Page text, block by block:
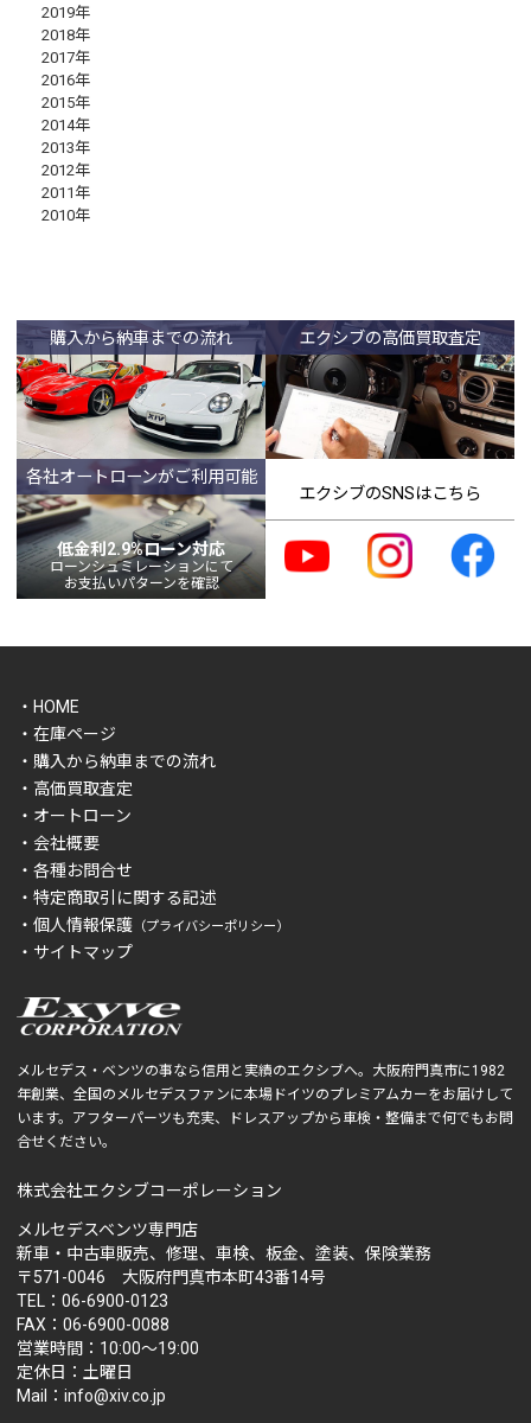
2019年
2018年
2017年
2016年
2015年
2014年
2013年
2012年
2011年
2010年
購入から納車までの流れ エクシブの高価買取査定
各社オートローンがご利用可能
低金利2.9%ローン対応
ローンシュミレーションにて
お支払いパターンを確認
エクシブのSNSはこちら
メルセデス・ベンツの事なら信用と実績のエクシブへ。大阪府門真市に1982
年創業、全国のメルセデスファンに本場ドイツのプレミアムカーをお届けして
います。アフターパーツも充実、ドレスアップから車検・整備まで何でもお問
合せください。
株式会社エクシブコーポレーション
メルセデスベンツ専門店
新車・中古車販売、修理、車検、板金、塗装、保険業務
〒571-0046 大阪府門真市本町43番14号
TEL：06-6900-0123
FAX：06-6900-0088
営業時間：10:00～19:00
定休日：土曜日
Mail：info@xiv.co.jp
・HOME
・在庫ページ
・購入から納車までの流れ
・高価買取査定
・オートローン
・会社概要
・各種お問合せ
・特定商取引に関する記述
・個人情報保護 （プライバシーポリシー）
・サイトマップ